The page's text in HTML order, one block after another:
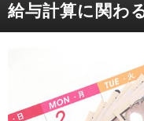
給与計算に関わ